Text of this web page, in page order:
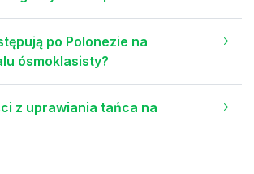
po Polonezie na
ósmoklasisty?
z uprawiania tańca na